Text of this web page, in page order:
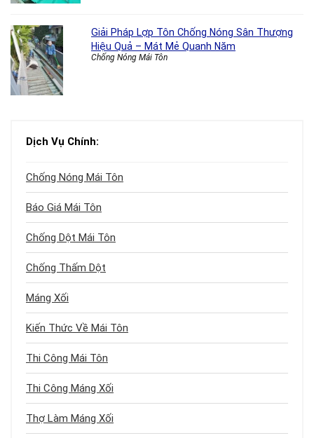
Giải Pháp Lợp Tôn Chống Nóng Sân Thượng
Hiệu Quả – Mát Mẻ Quanh Năm
Chống Nóng Mái Tôn
Dịch Vụ Chính:
Chống Nóng Mái Tôn
Báo Giá Mái Tôn
Chống Dột Mái Tôn
Chống Thấm Dột
Máng Xối
Kiến Thức Về Mái Tôn
Thi Công Mái Tôn
Thi Công Máng Xối
Thợ Làm Máng Xối